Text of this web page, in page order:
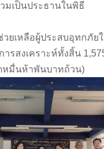
มเป็นประธานในพิธี
วยเหลือผู้ประสบอุทกภั
รสงเคราะห์ทั้งสิ้น
หมื่นห้าพันบาทถ้วน)